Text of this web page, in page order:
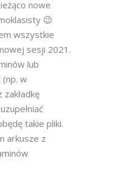
nowe
😉
wszystkie
sesji 2021.
lub
(np. w
takie pliki.
arkusze z